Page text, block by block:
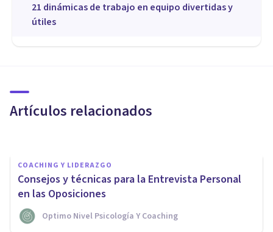
21 dinámicas de trabajo en equipo divertidas y
útiles
Artículos relacionados
tus metas del año nuevo
COACHING Y LIDERAZGO
Consejos y técnicas para la Entrevista Personal
en las Oposiciones
Optimo Nivel Psicología Y Coaching